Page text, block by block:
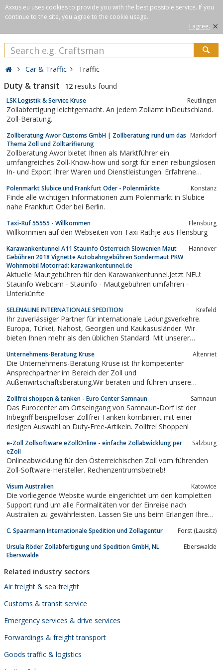
Axxus.eu uses cookies to provide you with the best possible service. If you
continue to the site, you agree to the cookie usage.
I agree. ×
Car & Traffic Traffic
Duty & transit 12 results found
LSK Logistik & Service Kruse Reutlingen
Zollabfertigung leichtgemacht. An jedem Zollamt inDeutschland.
Zoll-Beratung.
Zollberatung Awor Customs GmbH | Zollberatung rund um das
Thema Zoll und Zolltarifierung
Markdorf
Zollberatung Awor bietet Ihnen als Marktführer ein
umfangreiches Zoll-Know-how und sorgt für einen reibungslosen
In- und Export Ihrer Waren und Dienstleistungen. Erfahrene
Zolldeklaranten, Ingenieure und Techniker stehen mit Zoll Know-
how zur Verfügung.
Polenmarkt Slubice und Frankfurt Oder - Polenmärkte Konstanz
Finde alle wichtigen Informationen zum Polenmarkt in Slubice
nahe Frankfurt Oder bei Berlin.
Taxi-Ruf 55555 - Willkommen Flensburg
Willkommen auf den Webseiten von Taxi Rathje aus Flensburg
Karawankentunnel A11 Stauinfo Österreich Slowenien Maut
Gebühren 2018 Vignette Autobahngebühren Sondermaut PKW
Wohnmobil Motorrad: karawankentunnel.de
Hannover
Aktuelle Mautgebühren für den Karawankentunnel.Jetzt NEU:
Stauinfo Webcam - Stauinfo - Mautgebühren umfahren -
Unterkünfte
SELENALINE INTERNATIONALE SPEDITION Krefeld
Ihr zuverlässiger Partner für internationale Ladungsverkehre.
Europa, Türkei, Nahost, Georgien und Kaukasusländer. Wir
bieten Ihnen mehr als den üblichen Standard. Mit unserer
im In-und Ausland. Mit Vielzahl fester Subunternehmer und
Zollagenturen und Partnern...
Unternehmens-Beratung Kruse Altenriet
Die Unternehmens-Beratung Kruse ist Ihr kompetenter
Ansprechpartner im Bereich der Zoll und
Außenwirtschaftsberatung.Wir beraten und führen unsere
mit ihnen die Selbstbewertung.Wir unterstützen Sie bei der
Erlangung von weiteren Zoll-Vereinfachungen.Beraten und...
Zollfrei shoppen & tanken - Euro Center Samnaun Samnaun
Das Eurocenter am Ortseingang von Samnaun-Dorf ist der
Inbegriff beispielloser Zollfrei-Tanken kombiniert mit einer
riesigen Auswahl an Duty-Free-Artikeln. Zollfrei Shoppen!
e-Zoll Zollsoftware eZollOnline - einfache Zollabwicklung per
eZoll
Salzburg
Onlineabwicklung für den Österreichischen Zoll vom führenden
Zoll-Software-Hersteller. Rechenzentrumsbetrieb!
Visum Australien Katowice
Die vorliegende Website wurde eingerichtet um den kompletten
Support rund um alle Formalitäten vor der Einreise nach
Australien zu gewährleisten. Lassen Sie uns beim Erlangen Ihres
unbekümmert in das schönste Land der Welt.
C. Spaarmann Internationale Spedition und Zollagentur
Forst (Lausitz)
Ursula Röder Zollabfertigung und Spedition GmbH, NL
Eberswalde
Eberswalde
Related industry sectors
Air freight & sea freight
Customs & transit service
Emergency services & drive services
Forwardings & freight transport
Goods traffic & logistics